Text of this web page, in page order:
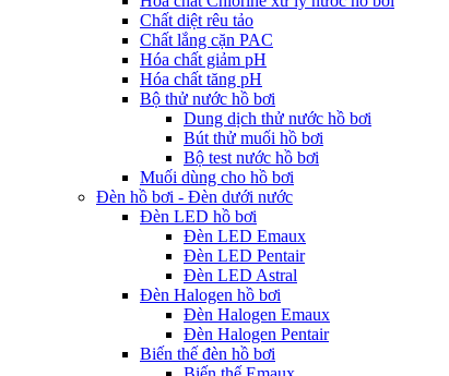
Chất diệt rêu tảo
Chất lắng cặn PAC
Hóa chất giảm pH
Hóa chất tăng pH
Bộ thử nước hồ bơi
Dung dịch thử nước hồ bơi
Bút thử muối hồ bơi
Bộ test nước hồ bơi
Muối dùng cho hồ bơi
Đèn hồ bơi - Đèn dưới nước
Đèn LED hồ bơi
Đèn LED Emaux
Đèn LED Pentair
Đèn LED Astral
Đèn Halogen hồ bơi
Đèn Halogen Emaux
Đèn Halogen Pentair
Biến thế đèn hồ bơi